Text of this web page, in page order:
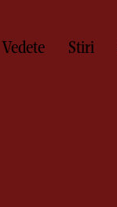
Vedete Stiri